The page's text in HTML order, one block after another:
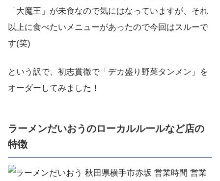
「大魔王」が未食なので気にはなっていますが、それ
以上に食べたいメニューがあったので今回はスルーで
す(笑)
という訳で、初志貫徹で「デカ盛り野菜タンメン」を
オーダーしてみました！
ラーメンだいおうのローカルルールなど店の
特徴